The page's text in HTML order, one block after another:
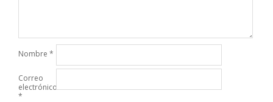
Nombre *
Correo
electrónico
*